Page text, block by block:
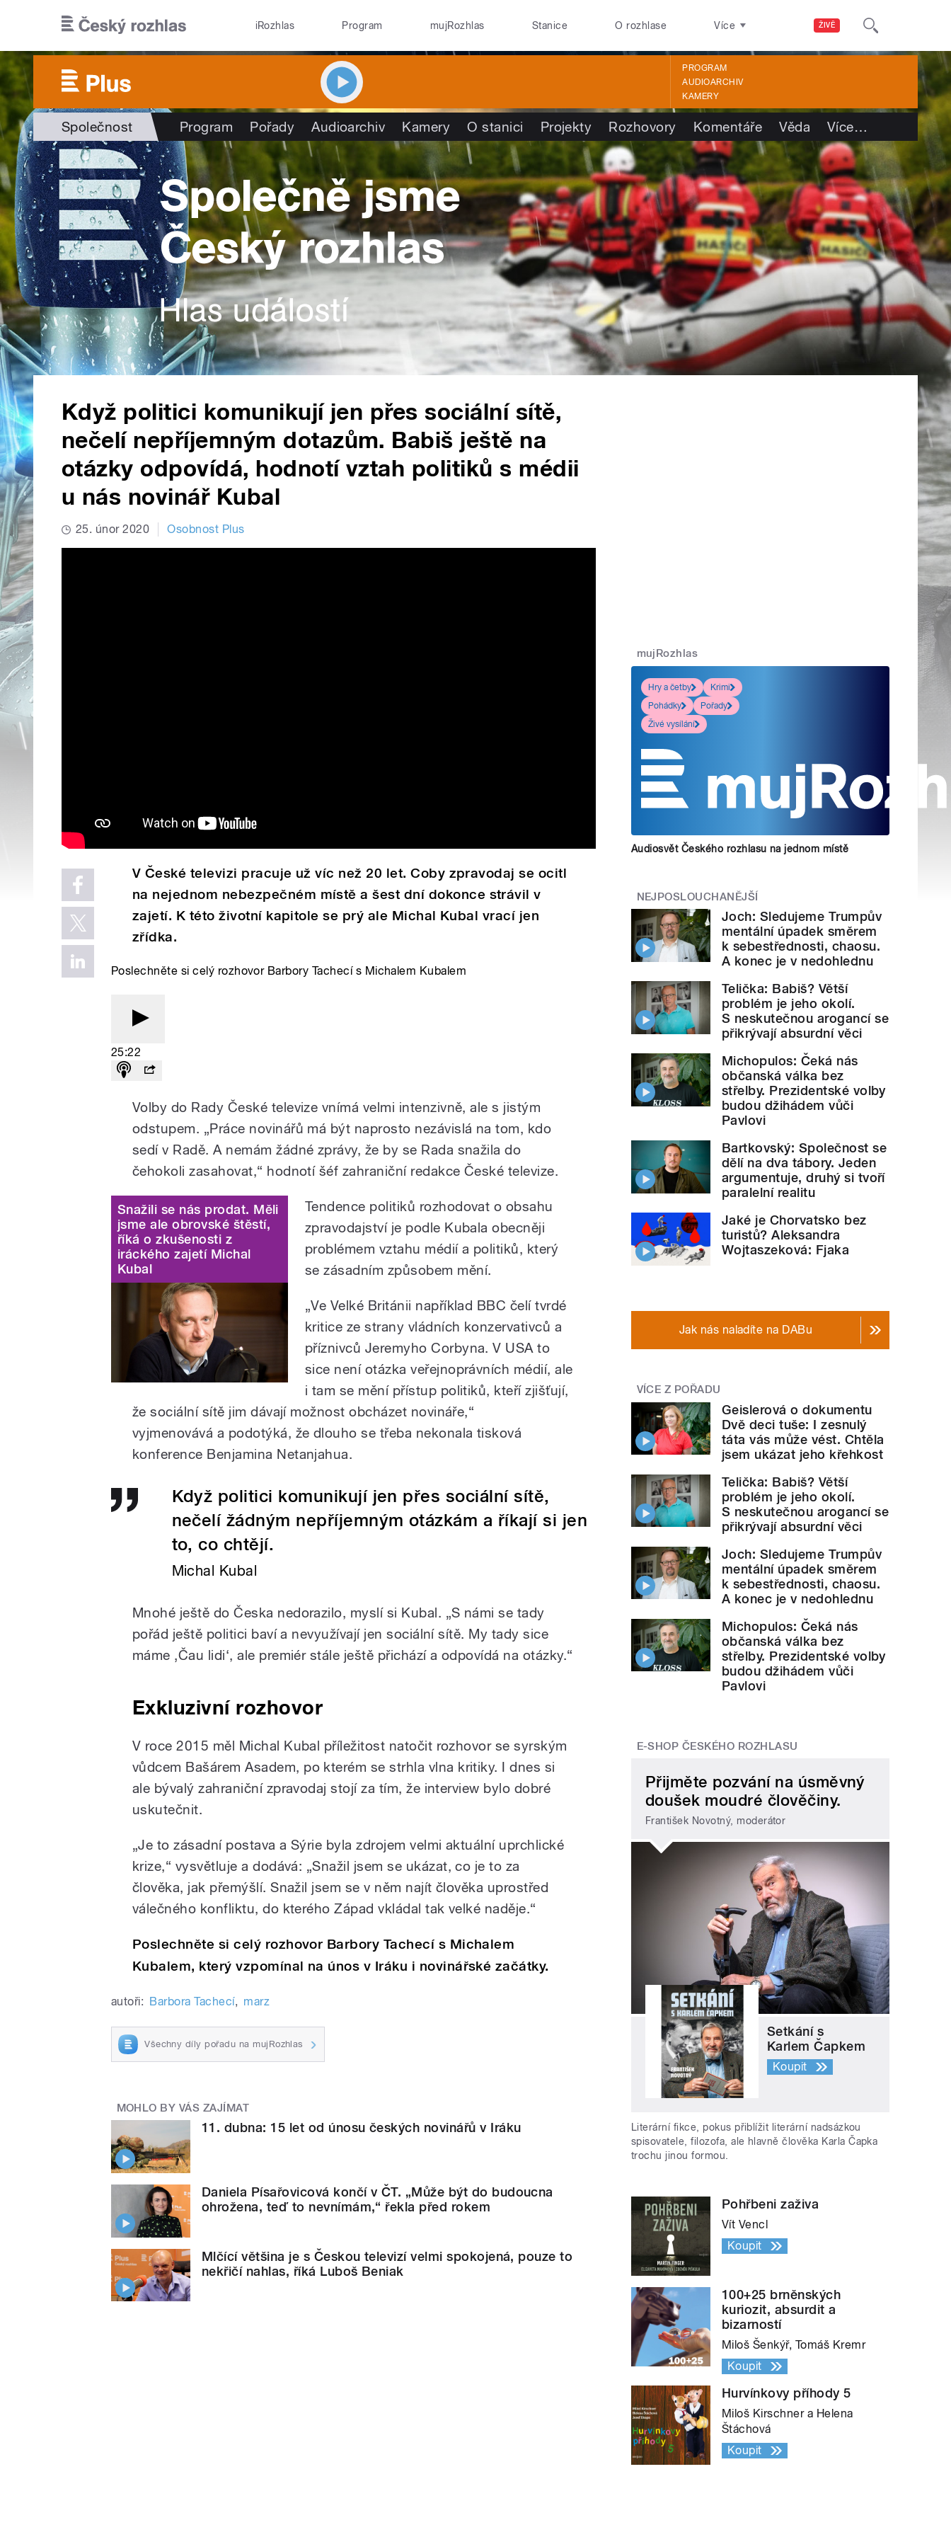
ŽIVĚ
iRozhlas Program mujRozhlas Stanice O rozhlase Více
PROGRAM
AUDIOARCHIV
KAMERY
Společnost Program Pořady Audioarchiv Kamery O stanici Projekty Rozhovory Komentáře Věda Více…
Když politici komunikují jen přes sociální sítě,
nečelí nepříjemným dotazům. Babiš ještě na
otázky odpovídá, hodnotí vztah politiků s médii
u nás novinář Kubal
25. únor 2020 Osobnost Plus
V České televizi pracuje už víc než 20 let. Coby zpravodaj se ocitl
na nejednom nebezpečném místě a šest dní dokonce strávil v
zajetí. K této životní kapitole se prý ale Michal Kubal vrací jen
zřídka.
Poslechněte si celý rozhovor Barbory Tachecí s Michalem Kubalem
25:22
Volby do Rady České televize vnímá velmi intenzivně, ale s jistým
odstupem. „Práce novinářů má být naprosto nezávislá na tom, kdo
sedí v Radě. A nemám žádné zprávy, že by se Rada snažila do
čehokoli zasahovat,“ hodnotí šéf zahraniční redakce České televize.
Snažili se nás prodat. Měli
jsme ale obrovské štěstí,
říká o zkušenosti z
iráckého zajetí Michal
Kubal
Tendence politiků rozhodovat o obsahu
zpravodajství je podle Kubala obecněji
problémem vztahu médií a politiků, který
se zásadním způsobem mění.
„Ve Velké Británii například BBC čelí tvrdé
kritice ze strany vládních konzervativců a
příznivců Jeremyho Corbyna. V USA to
sice není otázka veřejnoprávních médií, ale
i tam se mění přístup politiků, kteří zjišťují,
že sociální sítě jim dávají možnost obcházet novináře,“
vyjmenovává a podotýká, že dlouho se třeba nekonala tisková
konference Benjamina Netanjahua.
Když politici komunikují jen přes sociální sítě,
nečelí žádným nepříjemným otázkám a říkají si jen
to, co chtějí.
Michal Kubal
Mnohé ještě do Česka nedorazilo, myslí si Kubal. „S námi se tady
pořád ještě politici baví a nevyužívají jen sociální sítě. My tady sice
máme ‚Čau lidi‘, ale premiér stále ještě přichází a odpovídá na otázky.“
Exkluzivní rozhovor
V roce 2015 měl Michal Kubal příležitost natočit rozhovor se syrským
vůdcem Bašárem Asadem, po kterém se strhla vlna kritiky. I dnes si
ale bývalý zahraniční zpravodaj stojí za tím, že interview bylo dobré
uskutečnit.
„Je to zásadní postava a Sýrie byla zdrojem velmi aktuální uprchlické
krize,“ vysvětluje a dodává: „Snažil jsem se ukázat, co je to za
člověka, jak přemýšlí. Snažil jsem se v něm najít člověka uprostřed
válečného konfliktu, do kterého Západ vkládal tak velké naděje.“
Poslechněte si celý rozhovor Barbory Tachecí s Michalem
Kubalem, který vzpomínal na únos v Iráku i novinářské začátky.
autoři: Barbora Tachecí, marz
Všechny díly pořadu na mujRozhlas
MOHLO BY VÁS ZAJÍMAT
11. dubna: 15 let od únosu českých novinářů v Iráku
Daniela Písařovicová končí v ČT. „Může být do budoucna
ohrožena, teď to nevnímám,“ řekla před rokem
Mlčící většina je s Českou televizí velmi spokojená, pouze to
nekřičí nahlas, říká Luboš Beniak
mujRozhlas
Hry a četby
Krimi
Pohádky
Pořady
Živé vysílání
Audiosvět Českého rozhlasu na jednom místě
NEJPOSLOUCHANĚJŠÍ
Joch: Sledujeme Trumpův
mentální úpadek směrem
k sebestřednosti, chaosu.
A konec je v nedohlednu
Telička: Babiš? Větší
problém je jeho okolí.
S neskutečnou arogancí se
přikrývají absurdní věci
Michopulos: Čeká nás
občanská válka bez
střelby. Prezidentské volby
budou džihádem vůči
Pavlovi
Bartkovský: Společnost se
dělí na dva tábory. Jeden
argumentuje, druhý si tvoří
paralelní realitu
Jaké je Chorvatsko bez
turistů? Aleksandra
Wojtaszeková: Fjaka
Jak nás naladíte na DABu
VÍCE Z POŘADU
Geislerová o dokumentu
Dvě deci tuše: I zesnulý
táta vás může vést. Chtěla
jsem ukázat jeho křehkost
Telička: Babiš? Větší
problém je jeho okolí.
S neskutečnou arogancí se
přikrývají absurdní věci
Joch: Sledujeme Trumpův
mentální úpadek směrem
k sebestřednosti, chaosu.
A konec je v nedohlednu
Michopulos: Čeká nás
občanská válka bez
střelby. Prezidentské volby
budou džihádem vůči
Pavlovi
E-SHOP ČESKÉHO ROZHLASU
Přijměte pozvání na úsměvný
doušek moudré člověčiny.
František Novotný, moderátor
Setkání s
Karlem Čapkem
Koupit
Literární fikce, pokus přiblížit literární nadsázkou
spisovatele, filozofa, ale hlavně člověka Karla Čapka
trochu jinou formou.
Pohřbeni zaživa
Vít Vencl
Koupit
100+25 brněnských
kuriozit, absurdit a
bizarností
Miloš Šenkýř, Tomáš Kremr
Koupit
Hurvínkovy příhody 5
Miloš Kirschner a Helena
Štáchová
Koupit